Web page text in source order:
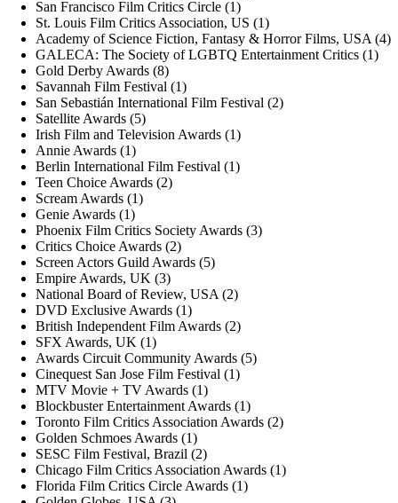
San Francisco Film Critics Circle (1)
St. Louis Film Critics Association, US (1)
Academy of Science Fiction, Fantasy & Horror Films, USA (4)
GALECA: The Society of LGBTQ Entertainment Critics (1)
Gold Derby Awards (8)
Savannah Film Festival (1)
San Sebastián International Film Festival (2)
Satellite Awards (5)
Irish Film and Television Awards (1)
Annie Awards (1)
Berlin International Film Festival (1)
Teen Choice Awards (2)
Scream Awards (1)
Genie Awards (1)
Phoenix Film Critics Society Awards (3)
Critics Choice Awards (2)
Screen Actors Guild Awards (5)
Empire Awards, UK (3)
National Board of Review, USA (2)
DVD Exclusive Awards (1)
British Independent Film Awards (2)
SFX Awards, UK (1)
Awards Circuit Community Awards (5)
Cinequest San Jose Film Festival (1)
MTV Movie + TV Awards (1)
Blockbuster Entertainment Awards (1)
Toronto Film Critics Association Awards (2)
Golden Schmoes Awards (1)
SESC Film Festival, Brazil (2)
Chicago Film Critics Association Awards (1)
Florida Film Critics Circle Awards (1)